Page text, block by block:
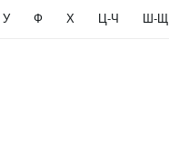
У Ф Х Ц-Ч Ш-Щ